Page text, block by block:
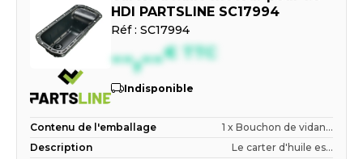
HDI PARTSLINE SC17994
Réf : SC17994
--,--€ TTC
Indisponible
Contenu de l'emballage
1 x Bouchon de vidan...
Description
Le carter d'huile es...